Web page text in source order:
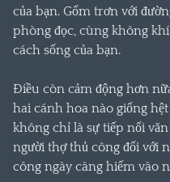
của bạn. Gốm trơn với
phòng đọc, cùng không
cách sống của bạn.
Điều còn cảm động hơn
hai cánh hoa nào giống
không chỉ là sự tiếp nối
người thợ thủ công đối với
công ngày càng hiếm vào